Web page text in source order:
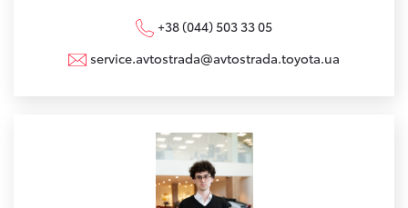
+38 (044) 503 33 05
service.avtostrada@avtostrada.toyota.ua